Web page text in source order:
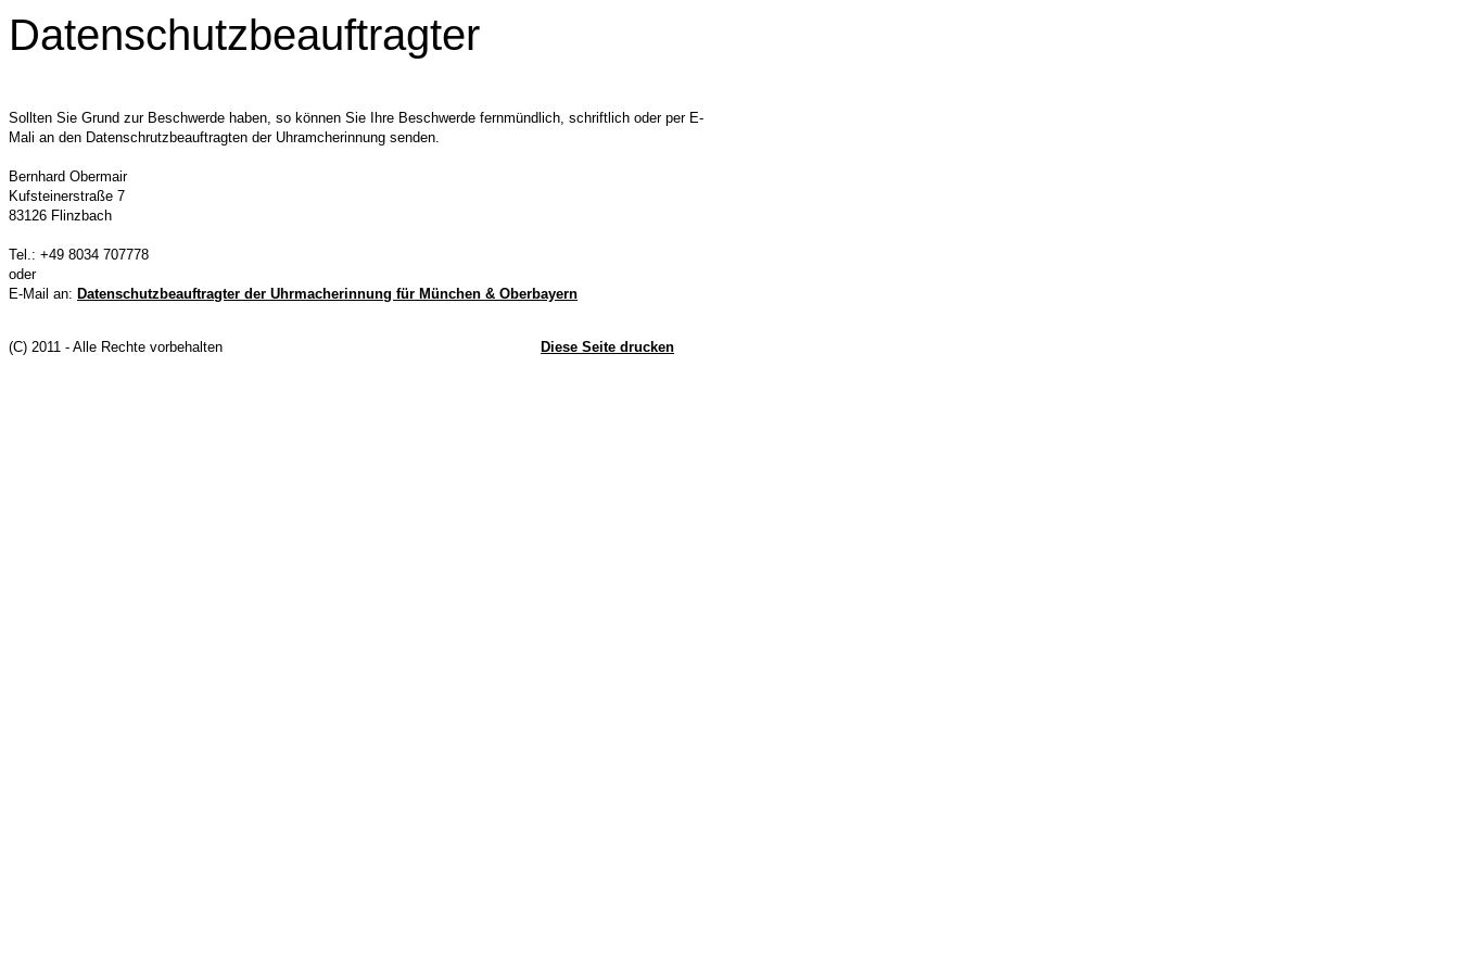
Datenschutzbeauftragter
Sollten Sie Grund zur Beschwerde haben, so können Sie Ihre Beschwerde fernmündlich, schriftlich oder per E-
Mali an den Datenschrutzbeauftragten der Uhramcherinnung senden.
Bernhard Obermair
Kufsteinerstraße 7
83126 Flinzbach
Tel.: +49 8034 707778
oder
E-Mail an: Datenschutzbeauftragter der Uhrmacherinnung für München & Oberbayern
(C) 2011 - Alle Rechte vorbehalten Diese Seite drucken